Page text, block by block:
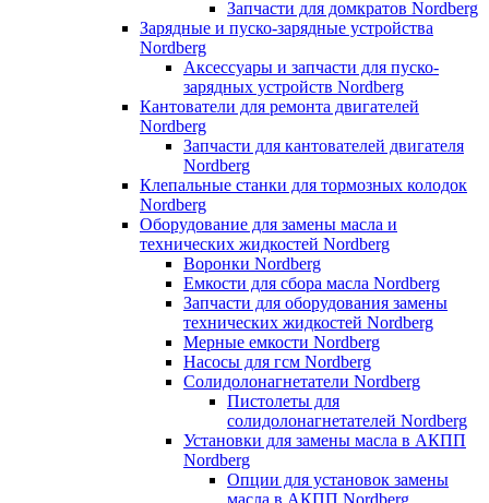
Запчасти для домкратов Nordberg
Зарядные и пуско-зарядные устройства
Nordberg
Аксессуары и запчасти для пуско-
зарядных устройств Nordberg
Кантователи для ремонта двигателей
Nordberg
Запчасти для кантователей двигателя
Nordberg
Клепальные станки для тормозных колодок
Nordberg
Оборудование для замены масла и
технических жидкостей Nordberg
Воронки Nordberg
Емкости для сбора масла Nordberg
Запчасти для оборудования замены
технических жидкостей Nordberg
Мерные емкости Nordberg
Насосы для гсм Nordberg
Солидолонагнетатели Nordberg
Пистолеты для
солидолонагнетателей Nordberg
Установки для замены масла в АКПП
Nordberg
Опции для установок замены
масла в АКПП Nordberg